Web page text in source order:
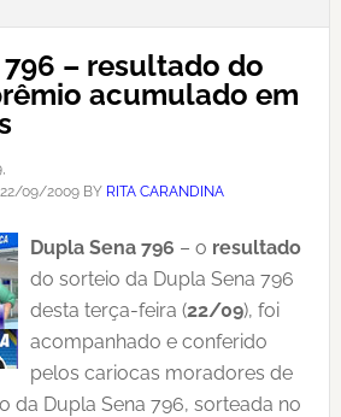
– resultado do
acumulado em
,
22/09/2009BY RITA CARANDINA
Dupla Sena 796 – o resultado
do sorteio da Dupla Sena 796
desta terça-feira (22/09), foi
acompanhado e conferido
pelos cariocas moradores de
da Dupla Sena 796, sorteada no